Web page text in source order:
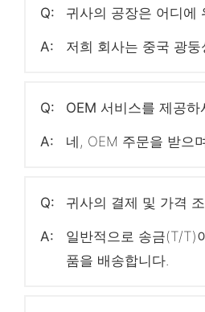
Q: 귀사의 공장은 어디에
A: 저희 회사는 중국 광
Q: OEM 서비스를 제공하
A: 네, OEM 주문을 받으
Q: 귀사의 결제 및 가격
A:
일반적으로 송금(T/T)
품을 배송합니다.